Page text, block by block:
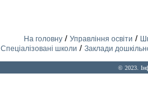
На головну/ Управління освіти /
Спеціалізовані школи / Заклади
© 2023.